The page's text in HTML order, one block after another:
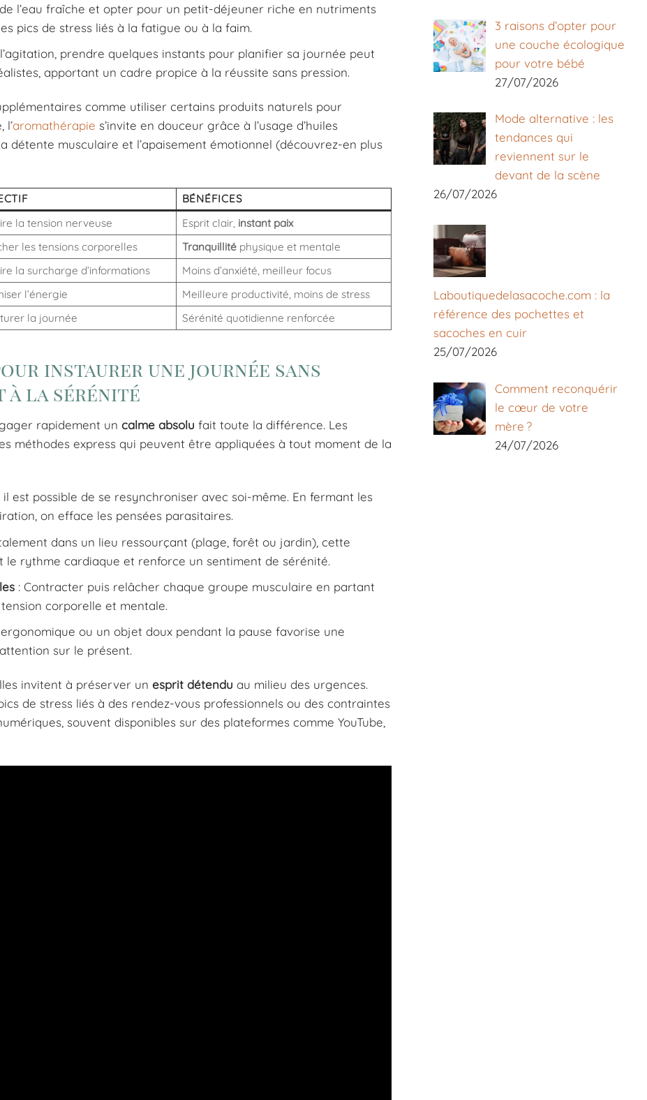
l’eau fraîche et opter pour un petit-déjeuner riche en nutriments
pics de stress liés à la fatigue ou à la faim.
prendre quelques instants pour planifier sa journée peut
apportant un cadre propice à la réussite sans pression.
comme utiliser certains produits naturels pour
l’aromathérapie s’invite en douceur grâce à l’usage d’huiles
détente musculaire et l’apaisement émotionnel (découvrez-en plus
BÉNÉFICES
la tension nerveuse Esprit clair, instant paix
les tensions corporelles Tranquillitéphysique et mentale
la surcharge d’informations
Moins d’anxiété, meilleur focus
l’énergie
Meilleure productivité, moins de stress
la journée Sérénité quotidienne renforcée
instaurer une journée sans
à la sérénité
rapidement un calme absolu fait toute la différence. Les
méthodes express qui peuvent être appliquées à tout moment de la
il est possible de se resynchroniser avec soi-même. En fermant les
on efface les pensées parasitaires.
dans un lieu ressourçant (plage, forêt ou jardin), cette
rythme cardiaque et renforce un sentiment de sérénité.
: Contracter puis relâcher chaque groupe musculaire en partant
corporelle et mentale.
ou un objet doux pendant la pause favorise une
sur le présent.
invitent à préserver un esprit détendu au milieu des urgences.
de stress liés à des rendez-vous professionnels ou des contraintes
souvent disponibles sur des plateformes comme YouTube,
3 raisons d’opter pour
une couche écologique
pour votre bébé
27/07/2026
Mode alternative : les
tendances qui
reviennent sur le
devant de la scène
26/07/2026
Laboutiquedelasacoche.com : la
référence des pochettes et
sacoches en cuir
25/07/2026
Comment reconquérir
le cœur de votre
mère ?
24/07/2026